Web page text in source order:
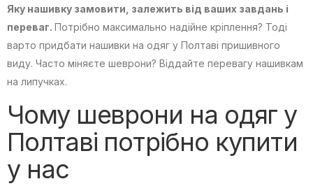
Яку нашивку замовити, залежить від ваших завдань і
переваг. Потрібно максимально надійне кріплення? Тоді
варто придбати нашивки на одяг у Полтаві пришивного
виду. Часто міняєте шеврони? Віддайте перевагу нашивкам
на липучках.
Чому шеврони на одяг у
Полтаві потрібно купити
у нас